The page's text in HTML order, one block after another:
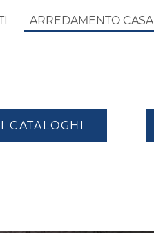
ARREDAMENTO CASA
CATALOGHI